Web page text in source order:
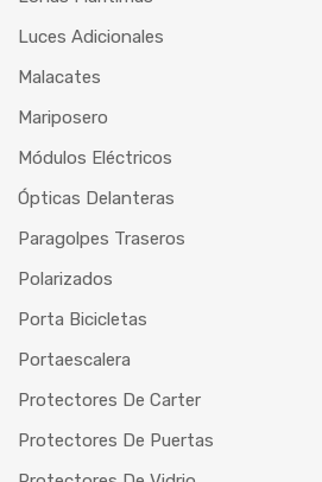
Luces Adicionales
Malacates
Mariposero
Módulos Eléctricos
Ópticas Delanteras
Paragolpes Traseros
Polarizados
Porta Bicicletas
Portaescalera
Protectores De Carter
Protectores De Puertas